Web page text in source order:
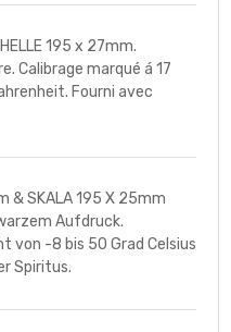
195 x 27mm.
Calibrage marqué á 17
Fourni avec
& SKALA 195 X 25mm
Aufdruck.
von -8 bis 50 Grad Celsius
Spiritus.